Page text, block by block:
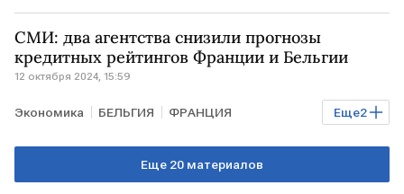
пожар МЧС России взрыв на АЗС
СМИ: два агентства снизили прогнозы
кредитных рейтингов Франции и Бельгии
12 октября 2024, 15:59
Еще2
Экономика БЕЛЬГИЯ ФРАНЦИЯ
кредитный рейтинг
Fitch Ratings
Еще 20 материалов